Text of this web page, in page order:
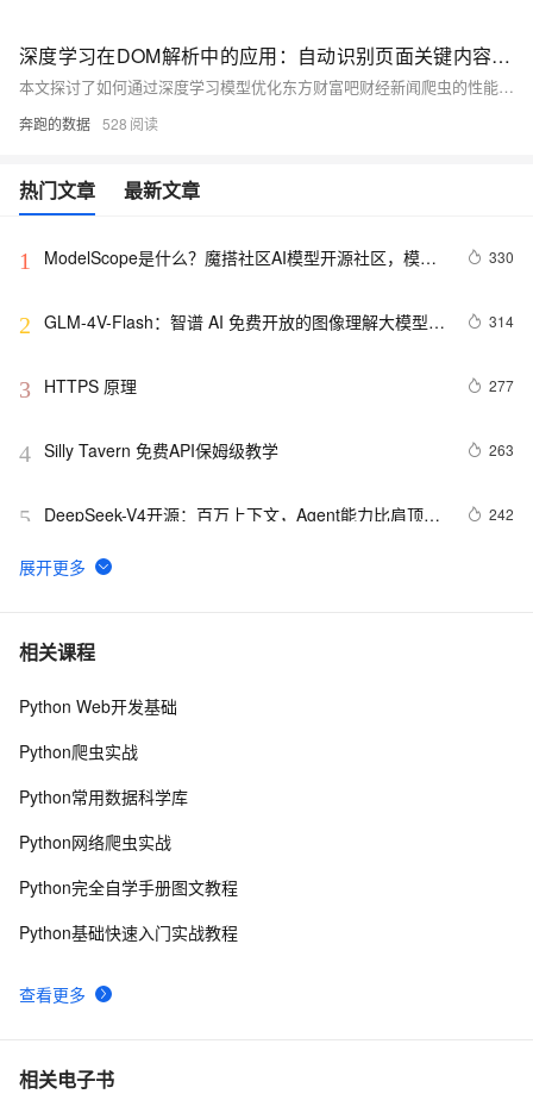
深度学习在DOM解析中的应用：自动识别页面关键内容区块
本文探讨了如何通过深度学习模型优化东方财富吧财经新闻爬虫的性能。针对网络请求、DOM解析与模型推理等瓶颈，采用代理复用、批量推理、多线程并发及模型量化等策略，将单页耗时从5秒优化至2秒，提升60%以上。代码示例涵盖代理配置、TFLite模型加载、批量预测及多线程抓取，确保高效稳定运行，为大规模数据采集提供参考。
奔跑的数据 528
热门文章 最新文章
1
ModelScope是什么？魔搭社区AI模型开源社区，模型
330
2 GLM-4V-Flash：智谱 AI 免费开放的图像理解大模型
314
3 HTTPS 原理 277
4 Silly Tavern 免费API保姆级教学 263
5
DeepSeek-V4开源：百万上下文，Agent能力比肩顶级
242
6 阿里云产品七月刊来啦
7 Dropout的深入理解（基础介绍、模型描述、原理深
8 2026 上半年智能体AI Agent趋势报告 GitHub、PH、
型，视觉与听觉融合的突破！
10阿里云通义千问向全社会开放！
相关课程
查看更多
Python Web开发基础
Python爬虫实战
Python常用数据科学库
Python网络爬虫实战
Python完全自学手册图文教程
Python基础快速入门实战教程
相关电子书